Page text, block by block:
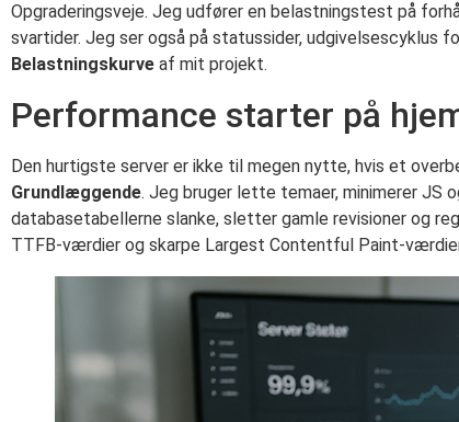
Opgraderingsveje. Jeg udfører en belastningstest på
svartider. Jeg ser også på statussider,
Belastningskurve af mit projekt.
Performance starter på
Den hurtigste server er ikke til megen nytte, hvis et
Grundlæggende. Jeg bruger lette temaer, minimerer JS
databasetabellerne slanke, sletter gamle revisioner og
TTFB-værdier og skarpe Largest Contentful Paint-